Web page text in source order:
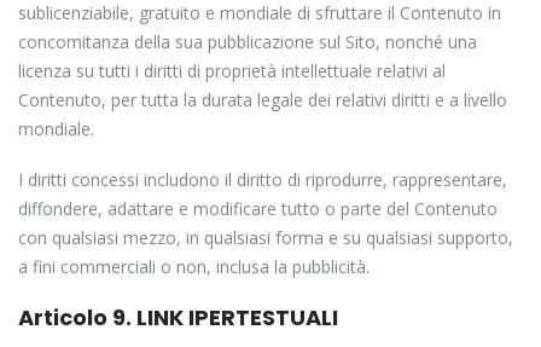
sublicenziabile, gratuito e mondiale di sfruttare il Contenuto in
concomitanza della sua pubblicazione sul Sito, nonché una
licenza su tutti i diritti di proprietà intellettuale relativi al
Contenuto, per tutta la durata legale dei relativi diritti e a livello
mondiale.
I diritti concessi includono il diritto di riprodurre, rappresentare,
diffondere, adattare e modificare tutto o parte del Contenuto
con qualsiasi mezzo, in qualsiasi forma e su qualsiasi supporto,
a fini commerciali o non, inclusa la pubblicità.
Articolo 9. LINK IPERTESTUALI